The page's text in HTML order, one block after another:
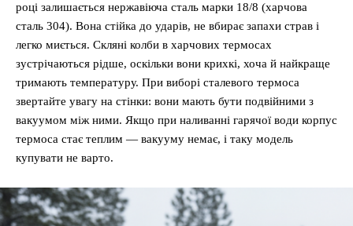
році залишається нержавіюча сталь марки 18/8 (харчова
сталь 304). Вона стійка до ударів, не вбирає запахи страв і
легко миється. Скляні колби в харчових термосах
зустрічаються рідше, оскільки вони крихкі, хоча й найкраще
тримають температуру. При виборі сталевого термоса
звертайте увагу на стінки: вони мають бути подвійними з
вакуумом між ними. Якщо при наливанні гарячої води корпус
термоса стає теплим — вакууму немає, і таку модель
купувати не варто.